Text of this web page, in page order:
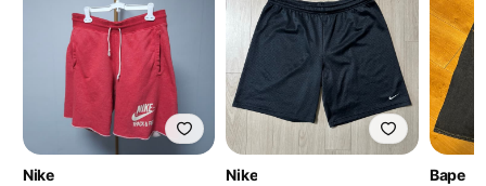
Nike Nike Bape